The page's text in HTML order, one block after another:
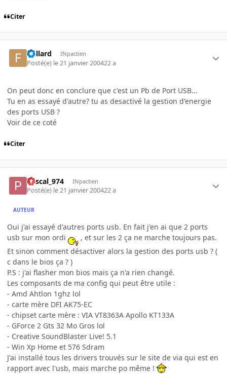
Citer
fbillard INpactien
Posté(e) le 21 janvier 200422 a
On peut donc en conclure que c'est un Pb de Port USB...
Tu en as essayé d'autre? tu as desactivé la gestion d'energie
des ports USB ?
Voir de ce coté
Citer
Pascal_974 INpactien
Posté(e) le 21 janvier 200422 a
AUTEUR
Oui j'ai essayé d'autres ports usb. En fait j'en ai que 2 ports
usb sur mon ordi
, et sur les 2 ça ne marche toujours pas.
Et sinon comment désactiver alors la gestion des ports usb ? (
c dans le bios ça ? )
P.S : j'ai flasher mon bios mais ça n'a rien changé.
Les composants de ma config qui peut être utile :
- Amd Ahtlon 1ghz lol
- carte mère DFI AK75-EC
- chipset carte mère : VIA VT8363A Apollo KT133A
- GForce 2 Gts 32 Mo Gros lol
- Creative SoundBlaster Live! 5.1
- Win Xp Home et 576 Sdram
J'ai installé tous les drivers trouvés sur le site de via qui est en
rapport avec l'usb, mais marche po même !